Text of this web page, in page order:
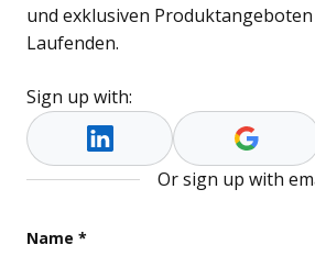
und exklusiven Produktangeboten
Laufenden.
Sign up with:
Or sign up with
URL
Name *